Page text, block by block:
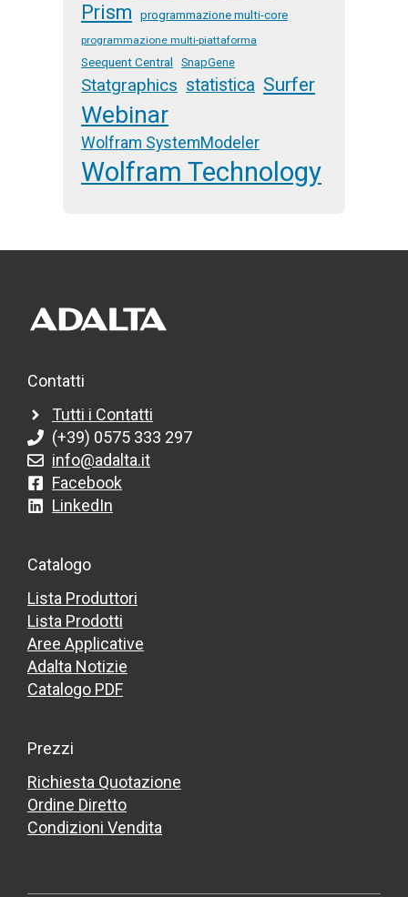
Prism programmazione multi-core
programmazione multi-piattaforma
Seequent Central SnapGene
Statgraphics statistica Surfer
Webinar
Wolfram SystemModeler
Wolfram Technology
Contatti
Tutti i Contatti
(+39) 0575 333 297
info@adalta.it
Facebook
LinkedIn
Catalogo
Lista Produttori
Lista Prodotti
Aree Applicative
Adalta Notizie
Catalogo PDF
Prezzi
Richiesta Quotazione
Ordine Diretto
Condizioni Vendita